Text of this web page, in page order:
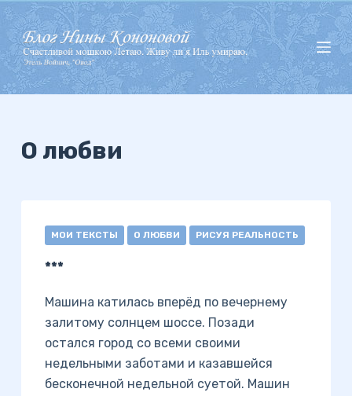
П
е
р
е
й
О любви
МОИ ТЕКСТЫ О ЛЮБВИ РИСУЯ РЕАЛЬНОСТЬ
***
Машина катилась вперёд по вечернему
залитому солнцем шоссе. Позади
остался город со всеми своими
недельными заботами и казавшейся
бесконечной недельной суетой. Машин